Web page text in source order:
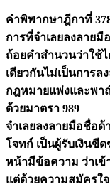
คำพิพากษาฎีกาที่
การที่จำเลยลงลาย
ถ้อยคำสำนวนว่าใช้
เดียวกันไม่เป็นการ
กฎหมายแพ่งและพา
ด้วยมาตรา 989
จำเลยลงลายมือชื่อ
โจทก์ เป็นผู้รับเงิน
หน้ามีข้อความ ว่าเข้
แต่ด้วยความสมัครใ